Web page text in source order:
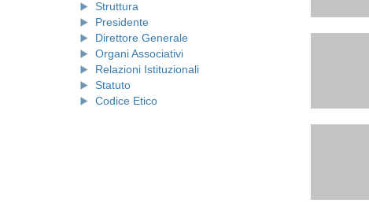
Struttura
Presidente
Direttore Generale
Organi Associativi
Relazioni Istituzionali
Statuto
Codice Etico